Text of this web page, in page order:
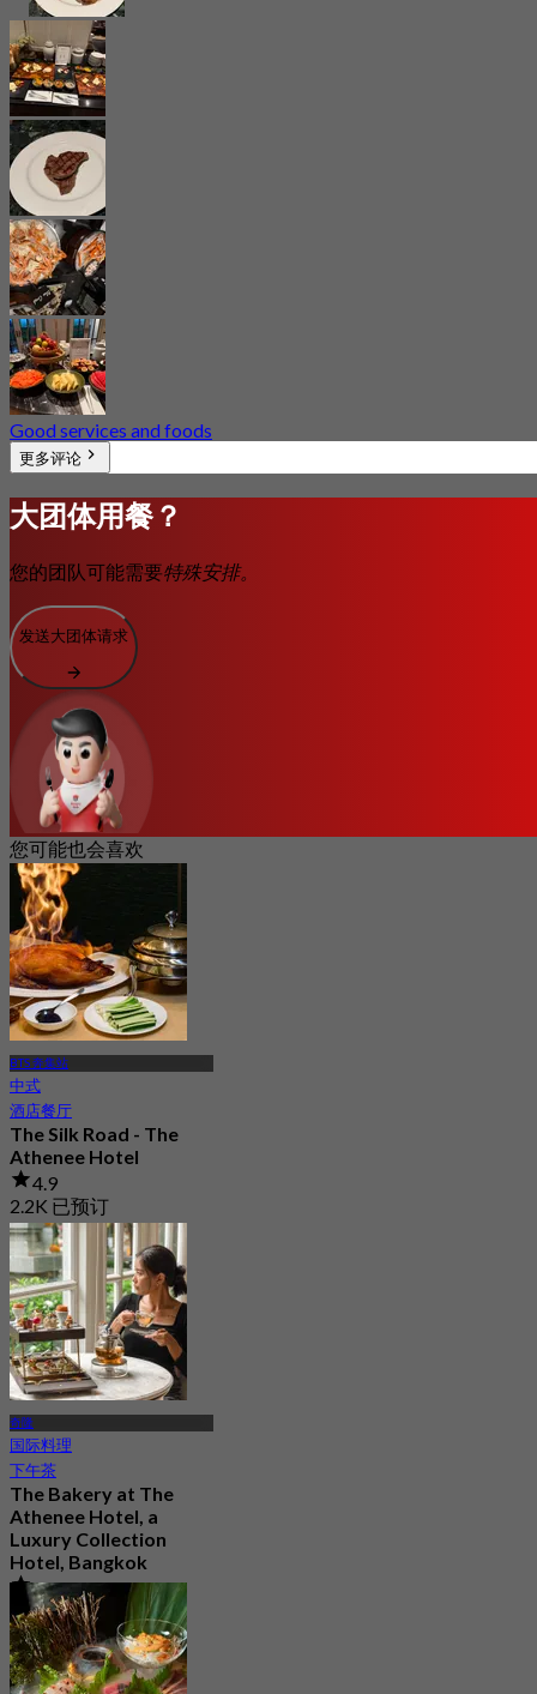
Good services and foods
更多评论
大团体用餐？
您的团队可能需要特殊安排。
发送大团体请求
您可能也会喜欢
BTS 奔集站
中式
酒店餐厅
The Silk Road - The
Athenee Hotel
4.9
2.2K 已预订
起฿ 890
奇隆
国际料理
下午茶
The Bakery at The
Athenee Hotel, a
Luxury Collection
Hotel, Bangkok
4.8
1.5K 已预订
起฿ 500